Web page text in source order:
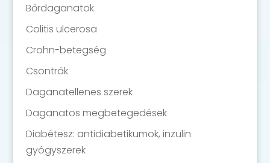
Bőrdaganatok
Colitis ulcerosa
Crohn-betegség
Csontrák
Daganatellenes szerek
Daganatos megbetegedések
Diabétesz: antidiabetikumok, inzulin
gyógyszerek